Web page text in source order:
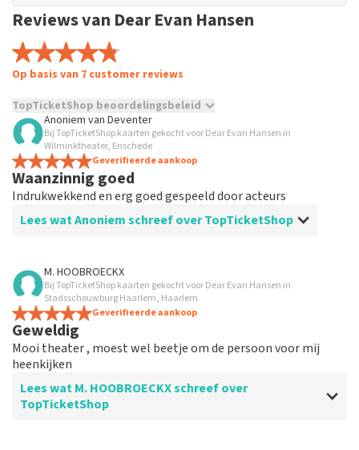
Reviews van Dear Evan Hansen
Op basis van 7 customer reviews
TopTicketShop beoordelingsbeleid
TopTicketShop verzamelt reviews van echte klanten. Het is
niet mogelijk om een review achter te laten als je geen
tickets hebt aangeschaft bij TopTicketShop. Reviews met
grof taalgebruik en/of onwaarheden worden niet geplaatst.
Het kan enkele weken duren voordat een review wordt
geplaatst.
Anoniem van Deventer
Bij TopTicketShop kaarten gekocht voor Dear Evan Hansen in
Wilminktheater, Enschede
Geverifieerde aankoop
Waanzinnig goed
Indrukwekkend en erg goed gespeeld door acteurs
Lees wat Anoniem schreef over TopTicketShop
Beoordeling van Anoniem over
Goed
M. HOOBROECKX
Bij TopTicketShop kaarten gekocht voor Dear Evan Hansen in
Stadsschouwburg Haarlem, Haarlem
Geverifieerde aankoop
Geweldig
Mooi theater , moest wel beetje om de persoon voor mij
heenkijken
Lees wat M. HOOBROECKX schreef over
TopTicketShop